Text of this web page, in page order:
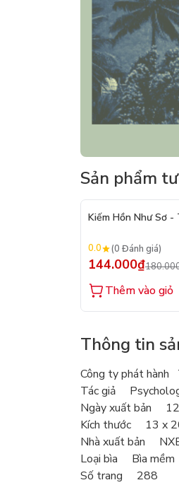
Sản phẩm
Kiếm Hồn Như Sơ -
0.0 (0 Đánh giá)
144.000₫
Thêm vào giỏ
Thông tin
Công ty phát hành
Tác giả
Ngày xuất bản
Kích thước 13 x
Nhà xuất bản
Loại bìa Bìa mềm
Số trang 288